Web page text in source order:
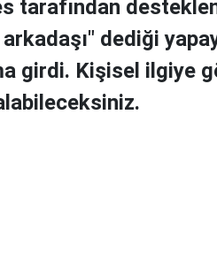
tarafından
dediği
girdi. Kişisel ilgiye